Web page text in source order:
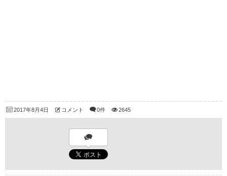
2017年8月4日 コメント 0件 2645